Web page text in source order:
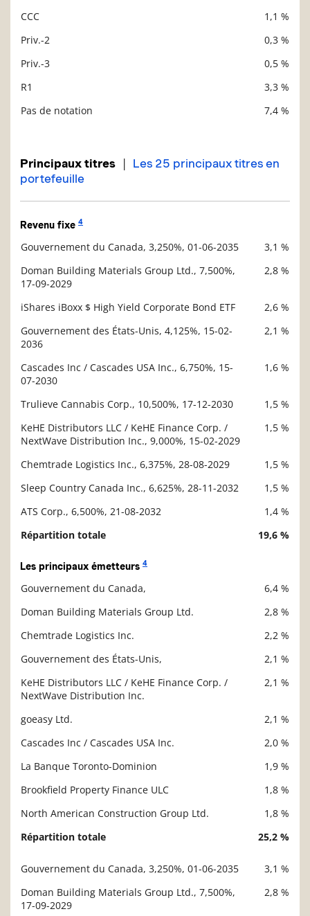
CCC
1,1 %
Priv.-2
0,3 %
Priv.-3
0,5 %
R1
3,3 %
Pas de notation
7,4 %
Principaux titres | Les 25 principaux titres en
portefeuille
Revenu fixe 4
Gouvernement du Canada, 3,250%, 01-06-2035
3,1 %
Doman Building Materials Group Ltd., 7,500%,
17-09-2029
2,8 %
iShares iBoxx $ High Yield Corporate Bond ETF
2,6 %
Gouvernement des États-Unis, 4,125%, 15-02-
2036
2,1 %
Cascades Inc / Cascades USA Inc., 6,750%, 15-
07-2030
1,6 %
Trulieve Cannabis Corp., 10,500%, 17-12-2030
1,5 %
KeHE Distributors LLC / KeHE Finance Corp. /
NextWave Distribution Inc., 9,000%, 15-02-2029
1,5 %
Chemtrade Logistics Inc., 6,375%, 28-08-2029
1,5 %
Sleep Country Canada Inc., 6,625%, 28-11-2032
1,5 %
ATS Corp., 6,500%, 21-08-2032
1,4 %
Répartition totale
19,6 %
Les principaux émetteurs 4
Gouvernement du Canada,
6,4 %
Doman Building Materials Group Ltd.
2,8 %
Chemtrade Logistics Inc.
2,2 %
Gouvernement des États-Unis,
2,1 %
KeHE Distributors LLC / KeHE Finance Corp. /
NextWave Distribution Inc.
2,1 %
goeasy Ltd.
2,1 %
Cascades Inc / Cascades USA Inc.
2,0 %
La Banque Toronto-Dominion
1,9 %
Brookfield Property Finance ULC
1,8 %
North American Construction Group Ltd.
1,8 %
Répartition totale
25,2 %
Gouvernement du Canada, 3,250%, 01-06-2035
3,1 %
Doman Building Materials Group Ltd., 7,500%,
17-09-2029
2,8 %